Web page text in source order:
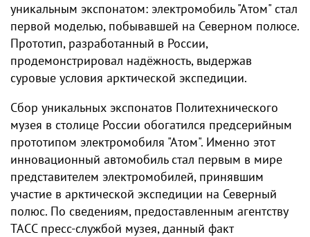
уникальным экспонатом: электромобиль "Атом" стал
первой моделью, побывавшей на Северном полюсе.
Прототип, разработанный в России,
продемонстрировал надёжность, выдержав
суровые условия арктической экспедиции.
Сбор уникальных экспонатов Политехнического
музея в столице России обогатился предсерийным
прототипом электромобиля "Атом". Именно этот
инновационный автомобиль стал первым в мире
представителем электромобилей, принявшим
участие в арктической экспедиции на Северный
полюс. По сведениям, предоставленным агентству
ТАСС пресс-службой музея, данный факт